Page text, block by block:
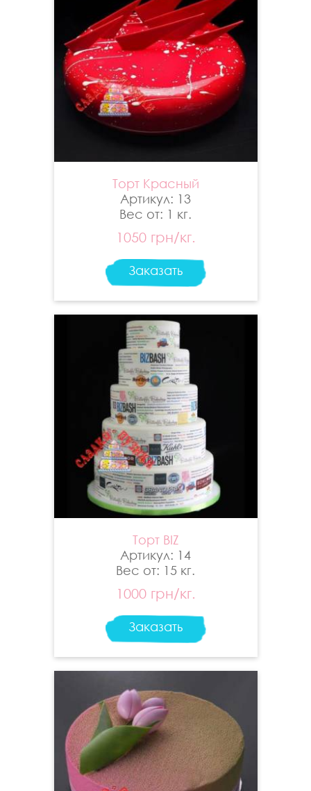
Торт Красный
Артикул: 13
Вес от: 1 кг.
1050 грн/кг.
Заказать
Торт BIZ
Артикул: 14
Вес от: 15 кг.
1000 грн/кг.
Заказать